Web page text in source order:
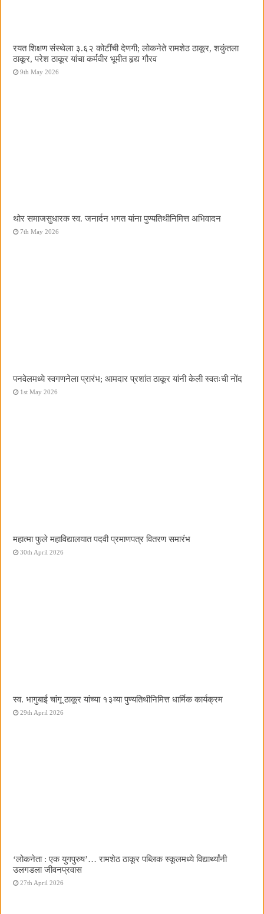
रयत शिक्षण संस्थेला ३.६२ कोटींची देणगी; लोकनेते रामशेठ ठाकूर, शकुंतला
ठाकूर, परेश ठाकूर यांचा कर्मवीर भूमीत हृद्य गौरव
9th May 2026
थोर समाजसुधारक स्व. जनार्दन भगत यांना पुण्यतिथीनिमित्त अभिवादन
7th May 2026
पनवेलमध्ये स्वगणनेला प्रारंभ; आमदार प्रशांत ठाकूर यांनी केली स्वतःची नोंद
1st May 2026
महात्मा फुले महाविद्यालयात पदवी प्रमाणपत्र वितरण समारंभ
30th April 2026
स्व. भागुबाई चांगू ठाकूर यांच्या १३व्या पुण्यतिथीनिमित्त धार्मिक कार्यक्रम
29th April 2026
‌‘लोकनेता : एक युगपुरुष‌’… रामशेठ ठाकूर पब्लिक स्कूलमध्ये विद्यार्थ्यांनी
उलगडला जीवनप्रवास
27th April 2026